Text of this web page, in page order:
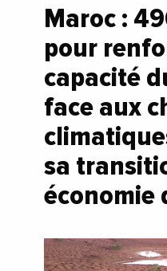
Maroc :
pour
capacité
face aux
sa
économie